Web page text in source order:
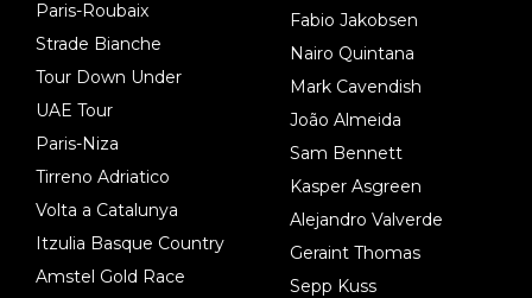
Paris-Roubaix
Strade Bianche
Tour Down Under
UAE Tour
Paris-Niza
Tirreno Adriatico
Volta a Catalunya
Itzulia Basque Country
Amstel Gold Race
Fabio Jakobsen
Nairo Quintana
Mark Cavendish
João Almeida
Sam Bennett
Kasper Asgreen
Alejandro Valverde
Geraint Thomas
Sepp Kuss